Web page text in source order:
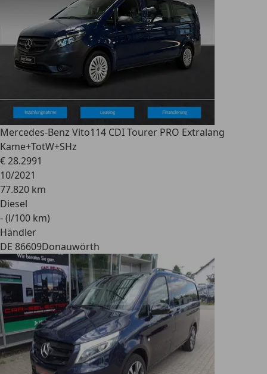
Mercedes-Benz Vito114 CDI Tourer PRO Extralang
Kame+TotW+SHz
€ 28.2991
10/2021
77.820 km
Diesel
- (l/100 km)
Händler
DE 86609Donauwörth